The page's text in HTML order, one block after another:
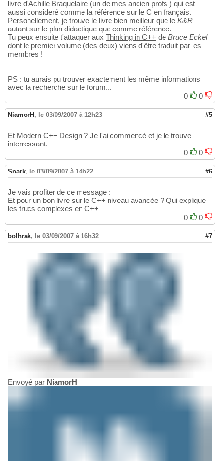
livre d'Achille Braquelaire (un de mes ancien profs ) qui est
aussi consideré comme la référence sur le C en français.
Personellement, je trouve le livre bien meilleur que le K&R
autant sur le plan didactique que comme référence.
Tu peux ensuite t'attaquer aux Thinking in C++ de Bruce Eckel
dont le premier volume (des deux) viens d'être traduit par les
membres !
PS : tu aurais pu trouver exactement les même informations
avec la recherche sur le forum...
0
0
NiamorH , le 03/09/2007 à 12h23 #5
Et Modern C++ Design ? Je l'ai commencé et je le trouve
interressant.
0
0
Snark, le 03/09/2007 à 14h22 #6
Je vais profiter de ce message :
Et pour un bon livre sur le C++ niveau avancée ? Qui explique
les trucs complexes en C++
0
0
bolhrak, le 03/09/2007 à 16h32 #7
Envoyé par NiamorH